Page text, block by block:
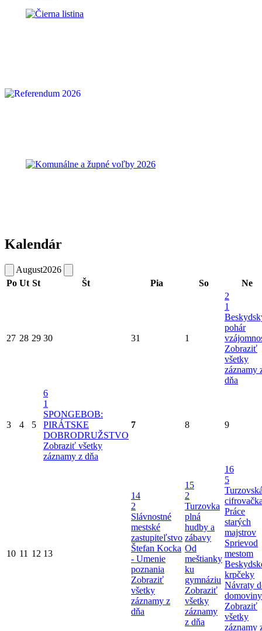
Kalendár
August2026
Po Ut St Št Pia So Ne
27 28 29 30 31 1
2
1
pohár
Zobraziť
všetky
záznamy
dňa
3 4 5
6
1
SPONGEBOB:
PIRÁTSKE
DOBRODRUŽSTVO
Zobraziť všetky
záznamy z dňa
7 8 9
10 11 12 13
14
2
Slávnostné
mestské
zastupiteľstvo
Štefan Kocka
- Umenie
poznania
Zobraziť
všetky
záznamy z
dňa
15
2
Turzovka
plná
hudby a
zábavy
Od
meštianky
ku
gymnáziu
Zobraziť
všetky
záznamy
z dňa
16
5
Práce
starých
majstrov
Sprievod
mestom
krpčeky
Návraty
domoviny
Zobraziť
všetky
záznamy